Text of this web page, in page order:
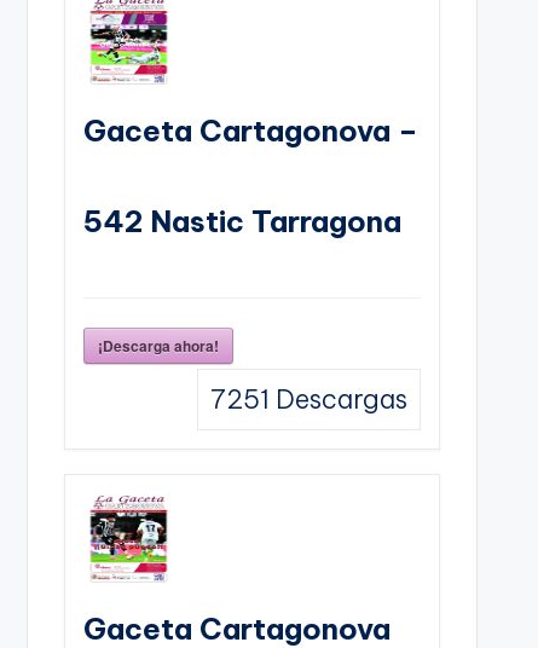
Gaceta Cartagonova –
542 Nastic Tarragona
¡Descarga ahora!
7251 Descargas
Gaceta Cartagonova